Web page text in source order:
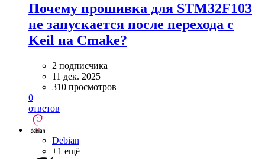
Почему прошивка для STM32F103
не запускается после перехода с
Keil на Cmake?
2 подписчика
11 дек. 2025
310 просмотров
0
ответов
Debian
+1 ещё